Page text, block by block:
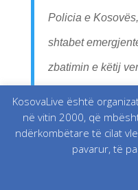
Policia e
shtabet
zbatimin e këtij
premte deri në
KosovaLive është
në vitin 2000, që
ndërkombëtare të cilat
pavarur, të